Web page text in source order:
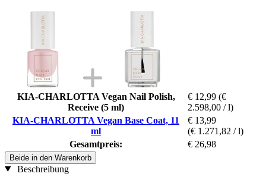
KIA-CHARLOTTA Vegan Nail Polish,
Receive (5 ml)
€ 12,99 (€
2.598,00 / l)
KIA-CHARLOTTA Vegan Base Coat, 11
ml
€ 13,99
(€ 1.271,82 / l)
Gesamtpreis:
€ 26,98
Beide in den Warenkorb
Beschreibung